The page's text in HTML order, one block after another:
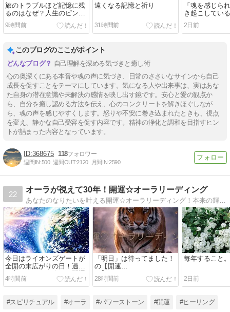
旅のトラブルほど記憶に残
るのはなぜ？人生のピンチ
を乗り越えるヒント
9時間前
遠くなる記憶と祈り
31時間前
「魂を感じら
き起こしてい
2日前
このブログのここがポイント
自己理解を深める気づきと癒し術
心の奥深くにある本音や魂の声に気づき、日常のささいなサインから自己
成長を促すことをテーマにしています。気になる人や出来事は、実はあな
た自身の潜在意識や未解決の感情を映し出す鏡です。安心と愛の観点か
ら、自分を癒し認める方法を伝え、心のコンクリートを解きほぐしなが
ら、魂の声を感じやすくします。怒りや不安に巻き込まれたときも、視点
を変え、静かな自己受容を促す内容です。精神の浄化と調和を目指すヒン
トが詰まった内容となっています。
368675 118
週間IN:500 週間OUT:2120 月間IN:2590
22
オーラが視えて30年！開運☆オーラリーディング
今日はライオンズゲートが
全開の末広がりの日！過ご
し方は！さらに今日は開運
日！！！！！！！！
4時間前
「明日」は待ってました！
の【開運
日】！！！！！！！！
28時間前
毎年すること。
2日前
#スピリチュアル #オーラ #パワーストーン #開運 #ヒーリング